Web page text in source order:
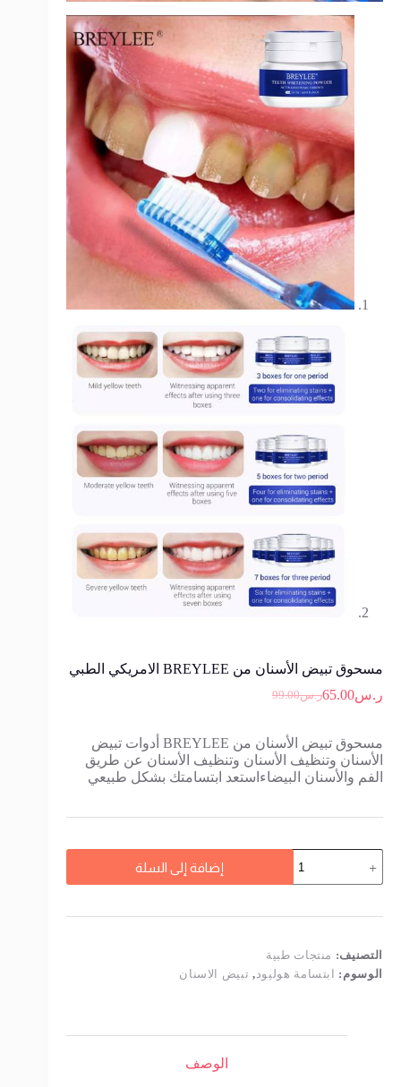
مسحوق تبيض الأسنان من BREYLEE الامريكي الطبي
ر.س99.00السعر
ر.س99.00.
ر.س65.00السعر
ر.س65.00.
مسحوق تبيض الأسنان من BREYLEE أدوات تبيض
الأسنان وتنظيف الأسنان وتنظيف الأسنان عن طريق
الفم والأسنان البيضاءاستعد ابتسامتك بشكل طبيعي
مسحوق
تبيض
من
الامريكي
الطبي
إضافة إلى السلة
التصنيف: منتجات طبية
الوسوم:
ابتسامة هوليود, تبيض الاسنان
الوصف